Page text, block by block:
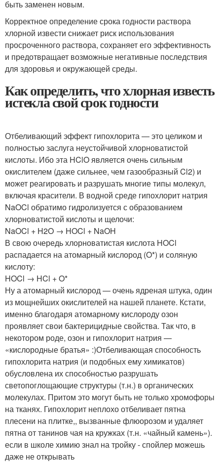
быть заменен новым.
Корректное определение срока годности раствора
хлорной извести снижает риск использования
просроченного раствора, сохраняет его эффективность
и предотвращает возможные негативные последствия
для здоровья и окружающей среды.
Как определить, что хлорная известь
истекла свой срок годности
Отбеливающий эффект гипохлорита — это целиком и
полностью заслуга неустойчивой хлорноватистой
кислоты. Ибо эта HClO является очень сильным
окислителем (даже сильнее, чем газообразный Cl2) и
может реагировать и разрушать многие типы молекул,
включая красители. В водной среде гипохлорит натрия
NaOCl обратимо гидролизуется с образованием
хлорноватистой кислоты и щелочи:
NaOCl + H2O → HOCl + NaOH
В свою очередь хлорноватистая кислота HOCl
распадается на атомарный кислород (O*) и соляную
кислоту:
HOCl → HCl + O*
Ну а атомарный кислород — очень ядреная штука, один
из мощнейших окислителей на нашей планете. Кстати,
именно благодаря атомарному кислороду озон
проявляет свои бактерицидные свойства. Так что, в
некотором роде, озон и гипохлорит натрия —
«кислородные братья» :)Отбеливающая способность
гипохлорита натрия (и подобных ему химикатов)
обусловлена их способностью разрушать
светопоглощающие структуры (т.н.) в органических
молекулах. Притом это могут быть не только хромофоры
на тканях. Гипохлорит неплохо отбеливает пятна
плесени на плитке,, вызванные флюорозом и удаляет
пятна от танинов чая на кружках (т.н. «чайный камень»).
если в школе химию знал на тройку - спойлер можешь
даже не открывать